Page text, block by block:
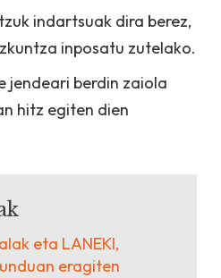
indartsuak dira berez,
inposatu zutelako.
jendeari berdin zaiola
hitz egiten dien
eta LANEKI,
eragiten